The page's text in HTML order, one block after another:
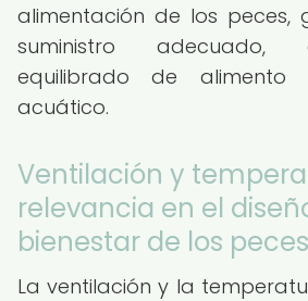
alimentación de los peces,
suministro
equilibrado de
acuático.
Ventilación y
relevancia en el
bienestar de los peces
La ventilación y la